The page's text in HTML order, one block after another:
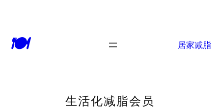
🍽 居家减脂
生活化减脂会员